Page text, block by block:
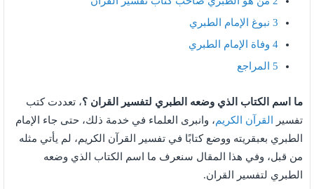
3 نبوغ الإمام الطبري
4 وفاة الإمام الطبري
5 المراجع
ما اسم الكتاب الذي وضعه الطبري لتفسير القران ؟، تعددت كتب
تفسير
القرآن الكريم، وانبرى العلماء في خدمة ذلك، حتى جاء الإمام
الطبري بعبقريته ووضع كتابًا في تفسير القرآن الكريم، لم يأتي مثله
من قبل، وفي هذا المقال سنعرف ما اسم الكتاب الذي وضعه
الطبري لتفسير القران.